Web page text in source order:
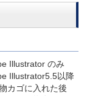
Illustrator のみ
Illustrator5.5以降
カゴに入れた後